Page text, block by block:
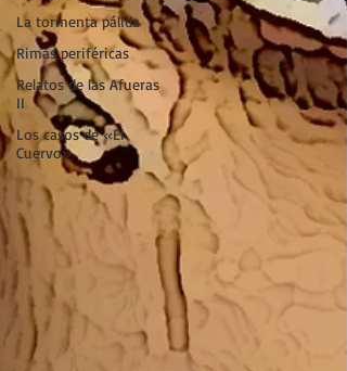
La tormenta pálida
Rimas periféricas
Relatos de las Afueras
II
Los casos de «El
Cuervo»